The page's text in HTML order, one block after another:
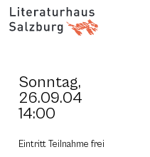
Sonntag,
26.09.04
14:00
Eintritt Teilnahme frei